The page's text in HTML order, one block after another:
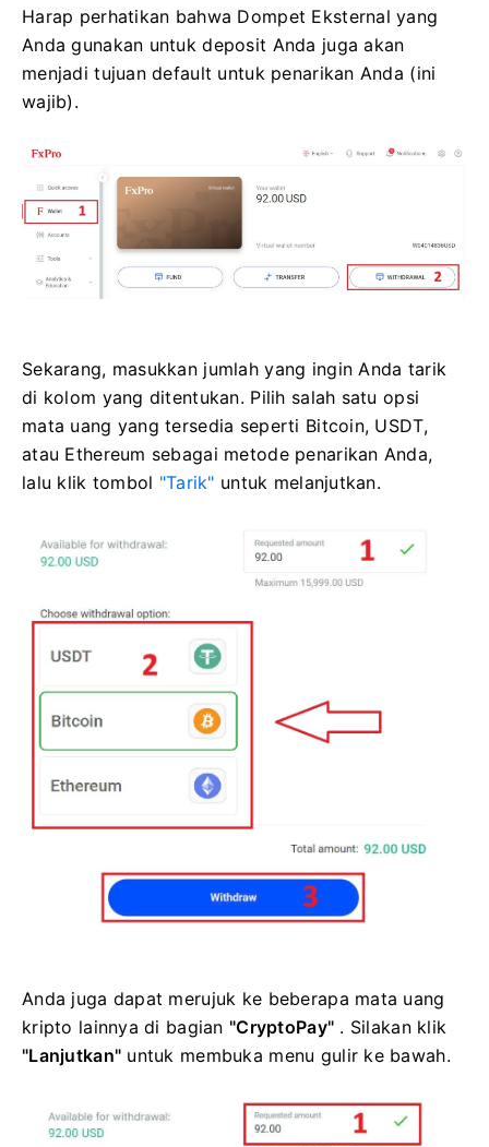
Harap perhatikan bahwa Dompet Eksternal yang
Anda gunakan untuk deposit Anda juga akan
menjadi tujuan default untuk penarikan Anda (ini
wajib).
Sekarang, masukkan jumlah yang ingin Anda tarik
di kolom yang ditentukan. Pilih salah satu opsi
mata uang yang tersedia seperti Bitcoin, USDT,
atau Ethereum sebagai metode penarikan Anda,
lalu klik tombol "Tarik" untuk melanjutkan.
Anda juga dapat merujuk ke beberapa mata uang
kripto lainnya di bagian "CryptoPay" . Silakan klik
"Lanjutkan" untuk membuka menu gulir ke bawah.